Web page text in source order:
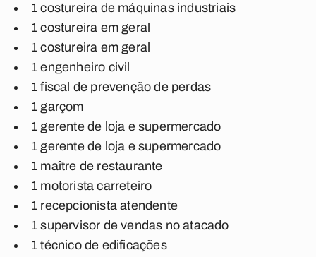
1 costureira de máquinas industriais
1 costureira em geral
1 costureira em geral
1 engenheiro civil
1 fiscal de prevenção de perdas
1 garçom
1 gerente de loja e supermercado
1 gerente de loja e supermercado
1 maître de restaurante
1 motorista carreteiro
1 recepcionista atendente
1 supervisor de vendas no atacado
1 técnico de edificações